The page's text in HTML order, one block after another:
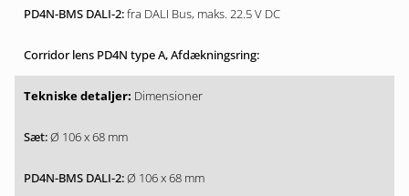
fra DALI Bus, maks. 22.5 V DC
Dimensioner
Ø 106 x 68 mm
Ø 106 x 68 mm